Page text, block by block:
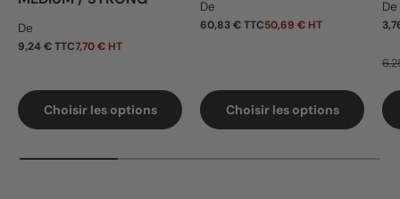
Prix habituel
De
9,24 € TTC7,70 € HT
Choisir les options
Prix habituel
De
60,83 € TTC50,69 € HT
Choisir les options
De